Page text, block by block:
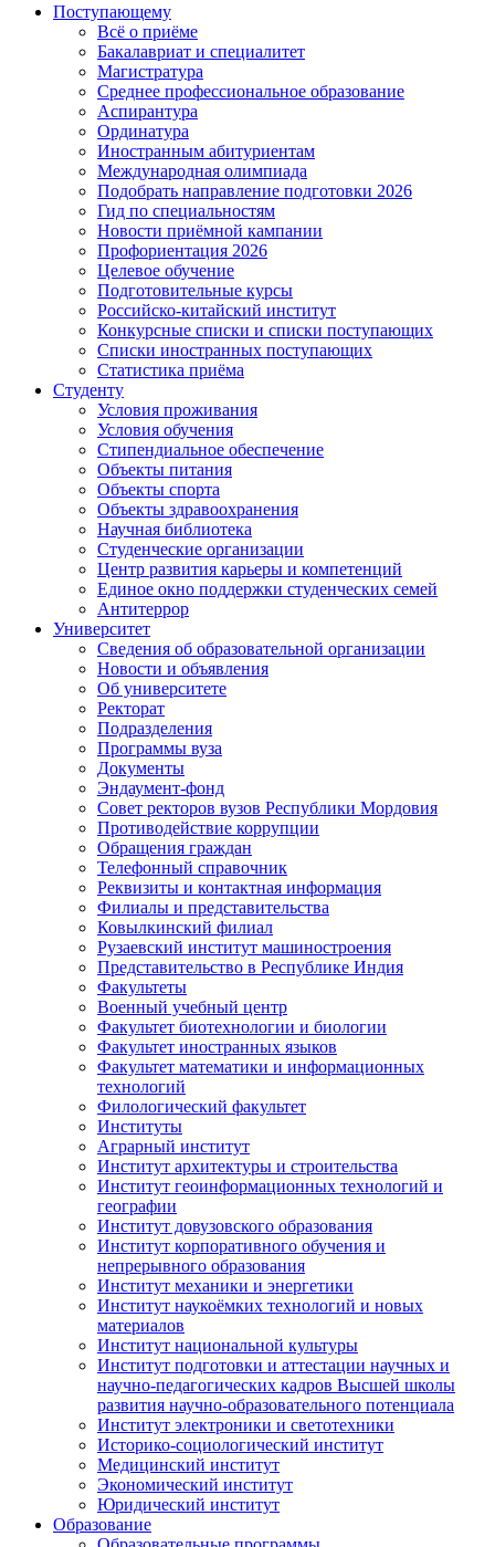
Поступающему
Всё о приёме
Бакалавриат и специалитет
Магистратура
Среднее профессиональное образование
Аспирантура
Ординатура
Иностранным абитуриентам
Международная олимпиада
Подобрать направление подготовки 2026
Гид по специальностям
Новости приёмной кампании
Профориентация 2026
Целевое обучение
Подготовительные курсы
Российско-китайский институт
Конкурсные списки и списки поступающих
Списки иностранных поступающих
Статистика приёма
Студенту
Условия проживания
Условия обучения
Стипендиальное обеспечение
Объекты питания
Объекты спорта
Объекты здравоохранения
Научная библиотека
Студенческие организации
Центр развития карьеры и компетенций
Единое окно поддержки студенческих семей
Антитеррор
Университет
Сведения об образовательной организации
Новости и объявления
Об университете
Ректорат
Подразделения
Программы вуза
Документы
Эндаумент-фонд
Совет ректоров вузов Республики Мордовия
Противодействие коррупции
Обращения граждан
Телефонный справочник
Реквизиты и контактная информация
Филиалы и представительства
Ковылкинский филиал
Рузаевский институт машиностроения
Представительство в Республике Индия
Факультеты
Военный учебный центр
Факультет биотехнологии и биологии
Факультет иностранных языков
Факультет математики и информационных
технологий
Филологический факультет
Институты
Аграрный институт
Институт архитектуры и строительства
Институт геоинформационных технологий и
географии
Институт довузовского образования
Институт корпоративного обучения и
непрерывного образования
Институт механики и энергетики
Институт наукоёмких технологий и новых
материалов
Институт национальной культуры
Институт подготовки и аттестации научных и
научно-педагогических кадров Высшей школы
развития научно-образовательного потенциала
Институт электроники и светотехники
Историко-социологический институт
Медицинский институт
Экономический институт
Юридический институт
Образование